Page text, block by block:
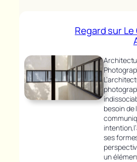
Regard sur
besoin de
ses
un